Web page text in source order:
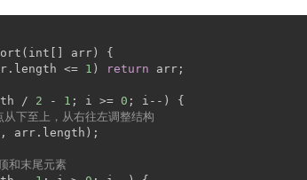
int [] arr) {
<= 1 ) return arr;
/ 2 - 1 ; i >= 0 ; i--) {
下至上，从右往左调整结构
arr.length);
末尾元素